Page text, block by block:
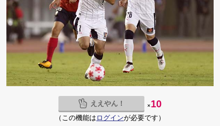
ええやん！ ×10
（この機能はログインが必要です）